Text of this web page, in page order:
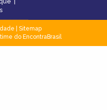
Sitemap
do EncontraBrasil